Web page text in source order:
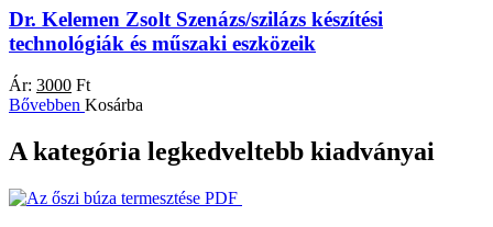
Dr. Kelemen Zsolt Szenázs/szilázs készítési
technológiák és műszaki eszközeik
Ár: 3000 Ft
Bővebben Kosárba
A kategória legkedveltebb kiadványai
PDF